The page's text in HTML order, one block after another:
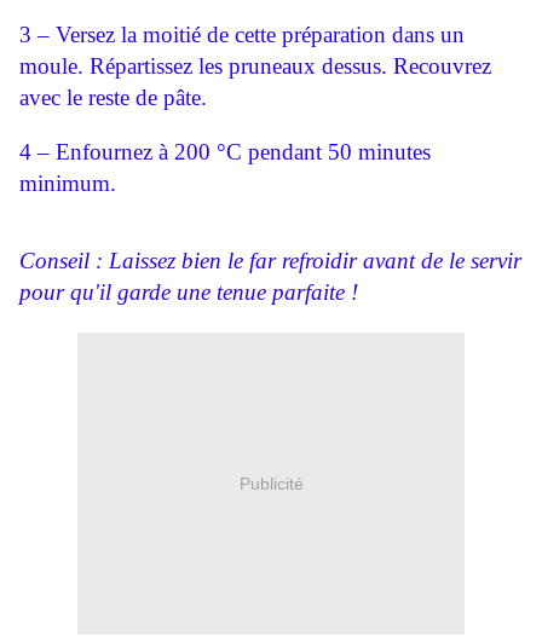
3 – Versez la moitié de cette préparation dans un
moule. Répartissez les pruneaux dessus. Recouvrez
avec le reste de pâte.
4 – Enfournez à 200 °C pendant 50 minutes
minimum.
Conseil : Laissez bien le far refroidir avant de le servir
pour qu'il garde une tenue parfaite !
Publicité